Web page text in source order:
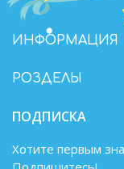
ИНФОРМАЦИЯ
РОЗДЕЛЫ
ПОДПИСКА
Хотите первым